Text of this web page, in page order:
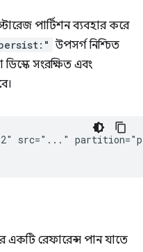
পার্টিশন ব্যবহার করে
উপসর্গ নিশ্চিত
সংরক্ষিত এবং
src="..."
একটি রেফারেন্স পান যাতে